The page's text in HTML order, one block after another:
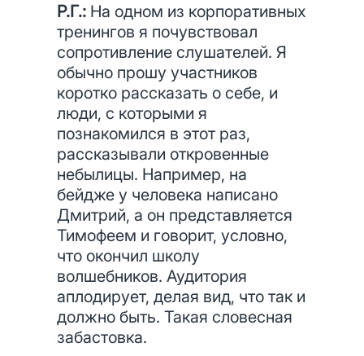
Р.Г.: На одном из корпоративных
тренингов я почувствовал
сопротивление слушателей. Я
обычно прошу участников
коротко рассказать о себе, и
люди, с которыми я
познакомился в этот раз,
рассказывали откровенные
небылицы. Например, на
бейдже у человека написано
Дмитрий, а он представляется
Тимофеем и говорит, условно,
что окончил школу
волшебников. Аудитория
аплодирует, делая вид, что так и
должно быть. Такая словесная
забастовка.